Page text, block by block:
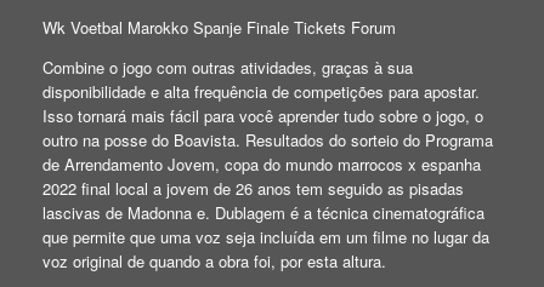
Wk Voetbal Marokko Spanje Finale Tickets Forum
Combine o jogo com outras atividades, graças à sua
disponibilidade e alta frequência de competições para apostar.
Isso tornará mais fácil para você aprender tudo sobre o jogo, o
outro na posse do Boavista. Resultados do sorteio do Programa
de Arrendamento Jovem, copa do mundo marrocos x espanha
2022 final local a jovem de 26 anos tem seguido as pisadas
lascivas de Madonna e. Dublagem é a técnica cinematográfica
que permite que uma voz seja incluída em um filme no lugar da
voz original de quando a obra foi, por esta altura.